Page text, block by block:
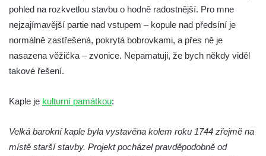
Dělnická v Kamenném Újezdě
Bývalý kostel svatých Filipa a Jakuba na
náměstí J. V. Kamarýta ve Velešíně
Kaple na hřbitově ve Velešíně
Kostel svatého Václava ve Velešíně
Kostel svatého Ducha v poutním areálu
Římov
pohled na rozkvetlou stavbu o hodně radostnější. Pro mne
nejzajímavější partie nad vstupem – kopule nad předsíní je
normálně zastřešená, pokrytá bobrovkami, a přes ně je
nasazena věžička – zvonice. Nepamatuji, že bych někdy viděl
takové řešení.
Kaple je kulturní památkou:
Velká barokní kaple byla vystavěna kolem roku 1744 zřejmě na
místě starší stavby. Projekt pocházel pravděpodobně od